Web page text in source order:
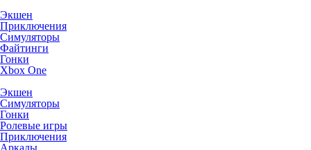
Экшен
Приключения
Симуляторы
Файтинги
Гонки
Xbox One
Экшен
Симуляторы
Гонки
Ролевые игры
Приключения
Аркады